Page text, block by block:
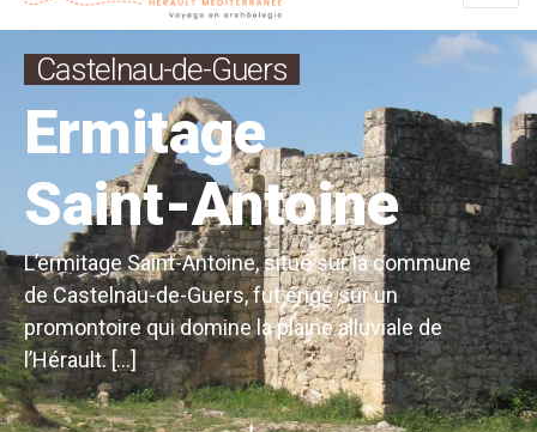
Castelnau-de-Guers
Ermitage
Saint-Antoine
L’ermitage Saint-Antoine, situé sur la commune
de Castelnau-de-Guers, fut érigé sur un
promontoire qui domine la plaine alluviale de
l’Hérault. […]